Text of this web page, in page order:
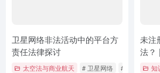
卫星网络非法活动中的平台方
责任法律探讨
太空法与商业航天 # 卫星网络 # 平台责任
未注
法？
解析
知